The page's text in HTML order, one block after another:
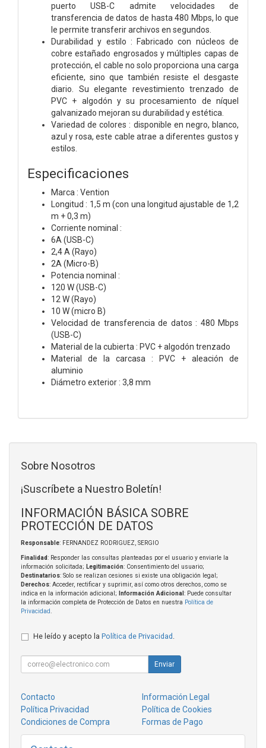
puerto USB-C admite velocidades de
transferencia de datos de hasta 480 Mbps, lo que
le permite transferir archivos en segundos.
Durabilidad y estilo : Fabricado con núcleos de
cobre estañado engrosados ​​y múltiples capas de
protección, el cable no solo proporciona una carga
eficiente, sino que también resiste el desgaste
diario. Su elegante revestimiento trenzado de
PVC + algodón y su procesamiento de níquel
galvanizado mejoran su durabilidad y estética.
Variedad de colores : disponible en negro, blanco,
azul y rosa, este cable atrae a diferentes gustos y
estilos.
Especificaciones
Marca : Vention
Longitud : 1,5 m (con una longitud ajustable de 1,2
m + 0,3 m)
Corriente nominal :
6A (USB-C)
2,4 A (Rayo)
2A (Micro-B)
Potencia nominal :
120 W (USB-C)
12 W (Rayo)
10 W (micro B)
Velocidad de transferencia de datos : 480 Mbps
(USB-C)
Material de la cubierta : PVC + algodón trenzado
Material de la carcasa : PVC + aleación de
aluminio
Diámetro exterior : 3,8 mm
Sobre Nosotros
¡Suscríbete a Nuestro Boletín!
INFORMACIÓN BÁSICA SOBRE
PROTECCIÓN DE DATOS
Responsable: FERNANDEZ RODRIGUEZ, SERGIO
Finalidad: Responder las consultas planteadas por el usuario y enviarle la
información solicitada; Legitimación: Consentimiento del usuario;
Destinatarios: Solo se realizan cesiones si existe una obligación legal;
Derechos: Acceder, rectificar y suprimir, así como otros derechos, como se
indica en la información adicional;
Información Adicional : Puede consultar
la información completa de Protección de Datos en nuestra Política de
Privacidad
He leído y acepto la Política de Privacidad
Enviar
Contacto
Información Legal
Política Privacidad
Política de Cookies
Condiciones de Compra
Formas de Pago